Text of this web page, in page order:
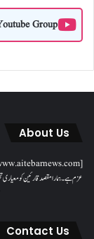
Group
About Us
عزم ہے۔ ہمارا مقصدقارئین کو معیاری
Contact Us